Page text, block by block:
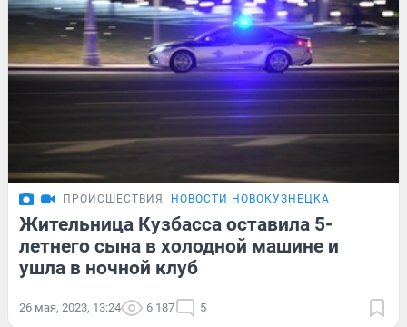
ПРОИСШЕСТВИЯ НОВОСТИ НОВОКУЗНЕЦКА
Жительница Кузбасса оставила 5-
летнего сына в холодной машине и
ушла в ночной клуб
26 мая, 2023, 13:24 6 187 5